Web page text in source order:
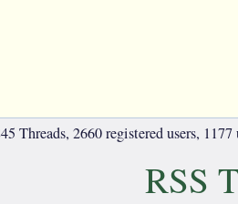
Threads, 2660 registered users,
RSS